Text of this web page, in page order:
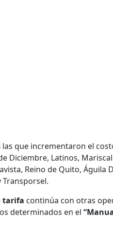
las que incrementaron el
Diciembre, Latinos,
Reino de Quito, Águila
Transporsel.
tarifa continúa con otras
determinados en el